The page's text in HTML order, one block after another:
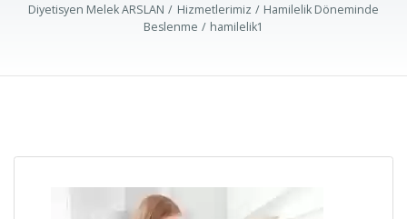
Diyetisyen Melek ARSLAN Hizmetlerimiz
Hamilelik Döneminde
Beslenme
hamilelik1